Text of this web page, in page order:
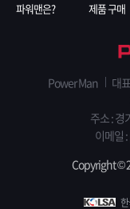
파워맨은? 제품 구매
Power Man 대
주소 : 경
이메일
Copyright ©